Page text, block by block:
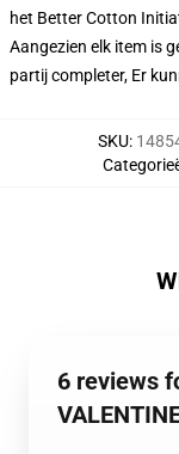
het Better Cotton
Aangezien elk item is
partij completer, Er
SKU:
6 reviews